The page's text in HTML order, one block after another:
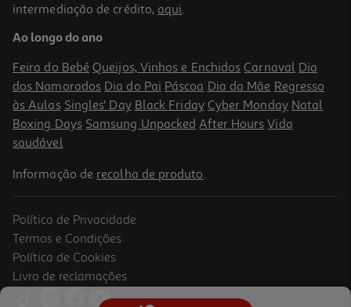
Capa Strong Guard Mag Cl Iphone 15 Pro Max
29.99 €/un
29,99 €
Iphone 17 Clear Case Apple With Magsafe
intermediação de crédito, aqui.
Ao longo do ano
Feira do Bebé Queijos, Vinhos e Enchidos Carnaval Dia
dos Namorados Dia do Pai Páscoa Dia da Mãe Regresso
às Aulas Singles' Day Black Friday Cyber Monday Natal
Boxing Days Samsung Unpacked After Hours Vida
saudável
Informação de recolha de produto.
Política de Privacidade
Termos e Condições
Política de Cookies
Livro de reclamações